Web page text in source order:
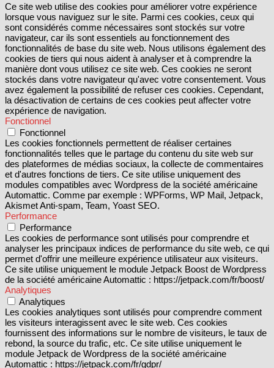
Ce site web utilise des cookies pour améliorer votre expérience
lorsque vous naviguez sur le site. Parmi ces cookies, ceux qui
sont considérés comme nécessaires sont stockés sur votre
navigateur, car ils sont essentiels au fonctionnement des
fonctionnalités de base du site web. Nous utilisons également des
cookies de tiers qui nous aident à analyser et à comprendre la
manière dont vous utilisez ce site web. Ces cookies ne seront
stockés dans votre navigateur qu'avec votre consentement. Vous
avez également la possibilité de refuser ces cookies. Cependant,
la désactivation de certains de ces cookies peut affecter votre
expérience de navigation.
Fonctionnel
Fonctionnel
Les cookies fonctionnels permettent de réaliser certaines
fonctionnalités telles que le partage du contenu du site web sur
des plateformes de médias sociaux, la collecte de commentaires
et d'autres fonctions de tiers. Ce site utilise uniquement des
modules compatibles avec Wordpress de la société américaine
Automattic. Comme par exemple : WPForms, WP Mail, Jetpack,
Akismet Anti-spam, Team, Yoast SEO.
Performance
Performance
Les cookies de performance sont utilisés pour comprendre et
analyser les principaux indices de performance du site web, ce qui
permet d'offrir une meilleure expérience utilisateur aux visiteurs.
Ce site utilise uniquement le module Jetpack Boost de Wordpress
de la société américaine Automattic : https://jetpack.com/fr/boost/
Analytiques
Analytiques
Les cookies analytiques sont utilisés pour comprendre comment
les visiteurs interagissent avec le site web. Ces cookies
fournissent des informations sur le nombre de visiteurs, le taux de
rebond, la source du trafic, etc. Ce site utilise uniquement le
module Jetpack de Wordpress de la société américaine
Automattic : https://jetpack.com/fr/gdpr/